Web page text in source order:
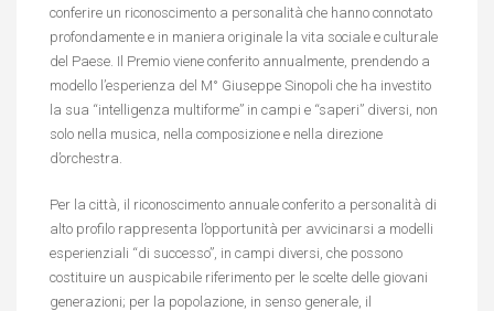
conferire un riconoscimento a personalità che hanno connotato
profondamente e in maniera originale la vita sociale e culturale
del Paese. Il Premio viene conferito annualmente, prendendo a
modello l’esperienza del M° Giuseppe Sinopoli che ha investito
la sua “intelligenza multiforme” in campi e “saperi” diversi, non
solo nella musica, nella composizione e nella direzione
d’orchestra.
Per la città, il riconoscimento annuale conferito a personalità di
alto profilo rappresenta l’opportunità per avvicinarsi a modelli
esperienziali “di successo”, in campi diversi, che possono
costituire un auspicabile riferimento per le scelte delle giovani
generazioni; per la popolazione, in senso generale, il